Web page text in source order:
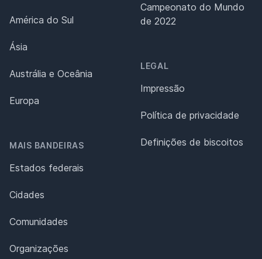
América do Sul
Ásia
Austrália e Oceânia
Europa
MAIS BANDEIRAS
Estados federais
Cidades
Comunidades
Organizações
Campeonato do Mundo
de 2022
LEGAL
Impressão
Política de privacidade
Definições de biscoitos